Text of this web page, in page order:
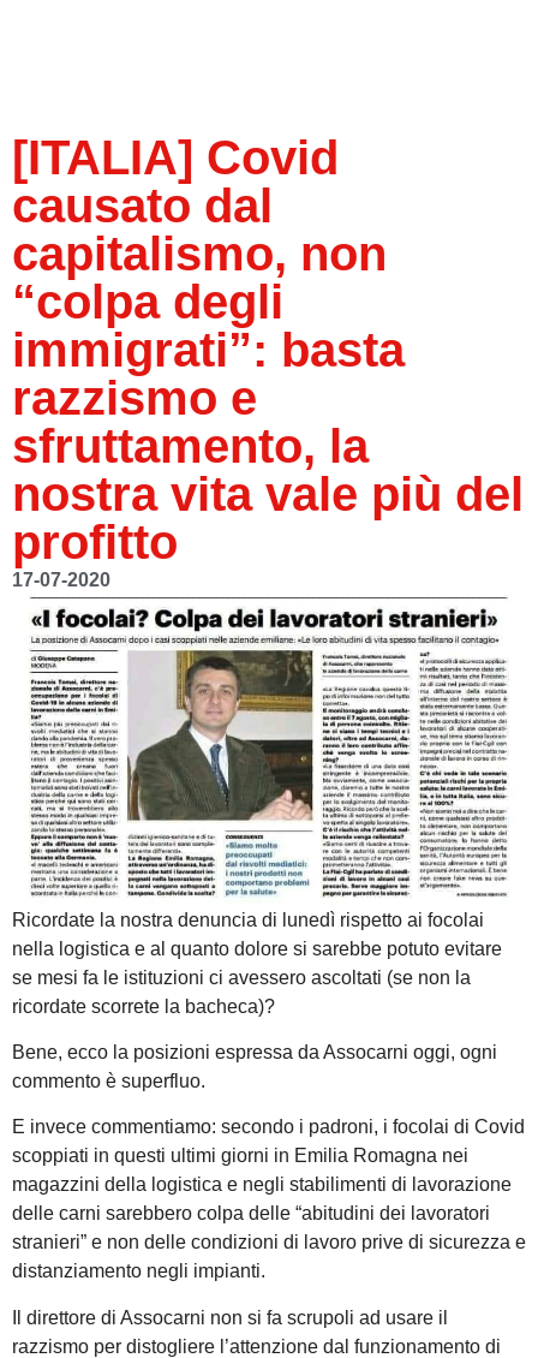
[ITALIA] Covid
causato dal
capitalismo, non
“colpa degli
immigrati”: basta
razzismo e
sfruttamento, la
nostra vita vale più del
profitto
17-07-2020
Ricordate la nostra denuncia di lunedì rispetto ai focolai
nella logistica e al quanto dolore si sarebbe potuto evitare
se mesi fa le istituzioni ci avessero ascoltati (se non la
ricordate scorrete la bacheca)?
Bene, ecco la posizioni espressa da Assocarni oggi, ogni
commento è superfluo.
E invece commentiamo: secondo i padroni, i focolai di Covid
scoppiati in questi ultimi giorni in Emilia Romagna nei
magazzini della logistica e negli stabilimenti di lavorazione
delle carni sarebbero colpa delle “abitudini dei lavoratori
stranieri” e non delle condizioni di lavoro prive di sicurezza e
distanziamento negli impianti.
Il direttore di Assocarni non si fa scrupoli ad usare il
razzismo per distogliere l’attenzione dal funzionamento di